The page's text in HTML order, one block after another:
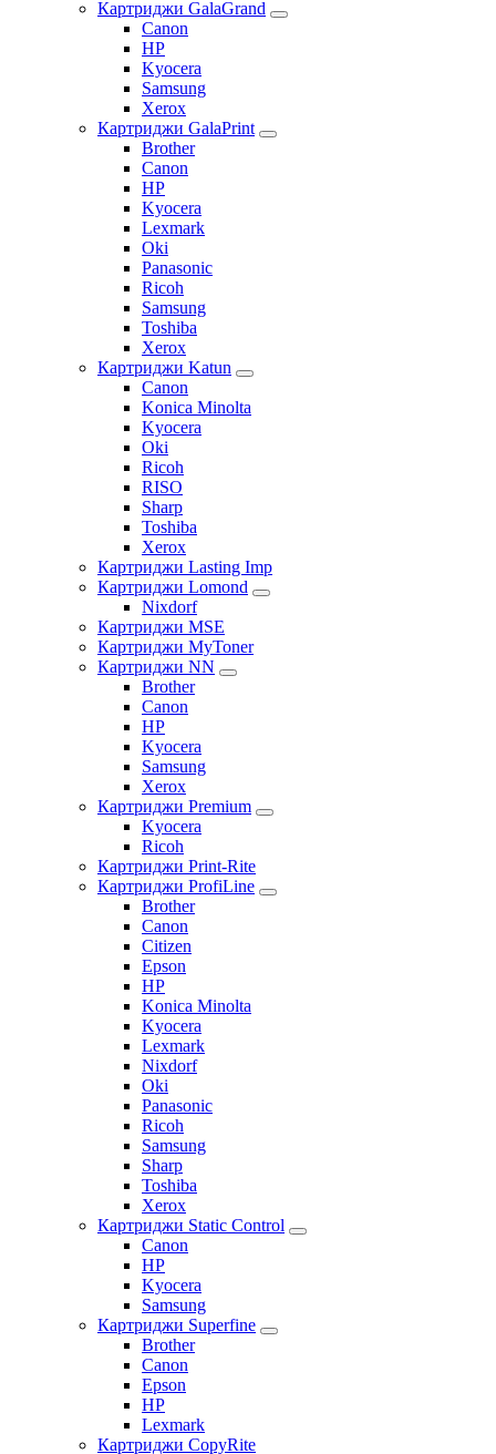
Картриджи GalaGrand
Canon
HP
Kyocera
Samsung
Xerox
Картриджи GalaPrint
Brother
Canon
HP
Kyocera
Lexmark
Oki
Panasonic
Ricoh
Samsung
Toshiba
Xerox
Картриджи Katun
Canon
Konica Minolta
Kyocera
Oki
Ricoh
RISO
Sharp
Toshiba
Xerox
Картриджи Lasting Imp
Картриджи Lomond
Nixdorf
Картриджи MSE
Картриджи MyToner
Картриджи NN
Brother
Canon
HP
Kyocera
Samsung
Xerox
Картриджи Premium
Kyocera
Ricoh
Картриджи Print-Rite
Картриджи ProfiLine
Brother
Canon
Citizen
Epson
HP
Konica Minolta
Kyocera
Lexmark
Nixdorf
Oki
Panasonic
Ricoh
Samsung
Sharp
Toshiba
Xerox
Картриджи Static Control
Canon
HP
Kyocera
Samsung
Картриджи Superfine
Brother
Canon
Epson
HP
Lexmark
Картриджи CopyRite